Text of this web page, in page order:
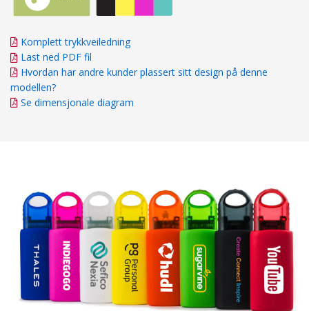
Komplett trykkveiledning
Last ned PDF fil
Hvordan har andre kunder plassert sitt design på denne
modellen?
Se dimensjonale diagram